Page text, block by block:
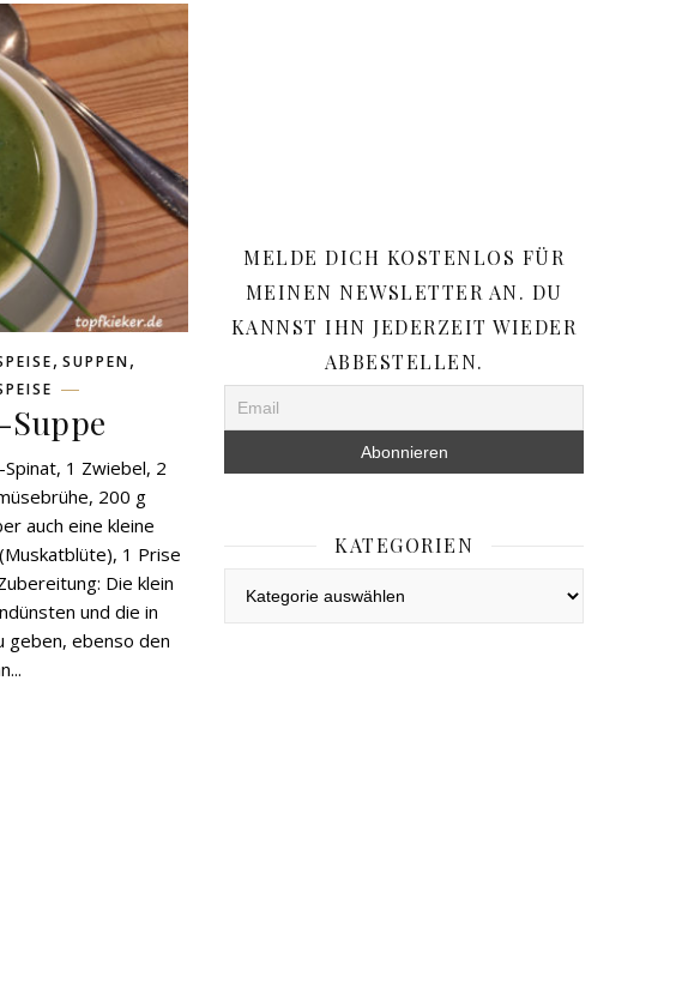
, SUPPEN,
1 Zwiebel, 2
200 g
auch eine kleine
1 Prise
Die klein
und die in
geben, ebenso den
MELDE DICH KOSTENLOS FÜR
MEINEN NEWSLETTER AN. DU
KANNST IHN JEDERZEIT WIEDER
ABBESTELLEN.
KATEGORIEN